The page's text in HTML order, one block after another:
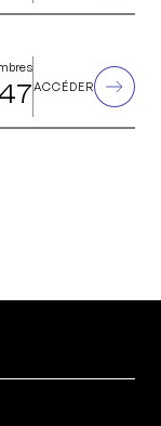
ACCÉDER